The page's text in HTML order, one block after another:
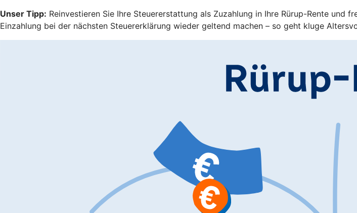
Unser Tipp: Reinvestieren Sie Ihre Steuererstattung als Zuzahlung in Ihre Rürup-Rente und
Einzahlung bei der nächsten Steuererklärung wieder geltend machen – so geht kluge